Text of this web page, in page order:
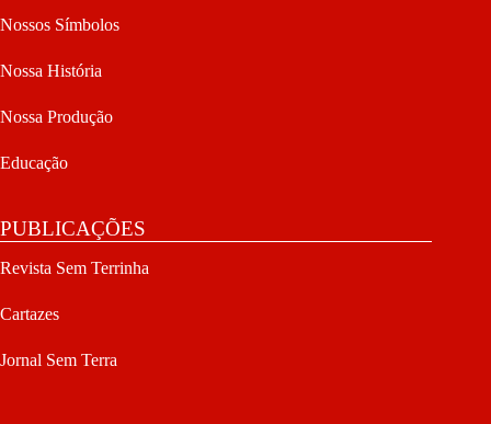
Nossos Símbolos
Nossa História
Nossa Produção
Educação
PUBLICAÇÕES
Revista Sem Terrinha
Cartazes
Jornal Sem Terra